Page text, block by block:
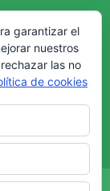
garantizar el
nuestros
las no
de cookies